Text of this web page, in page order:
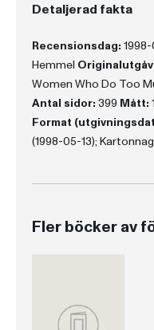
Detaljerad fakta
Recensionsdag:
Hemmel
Women Who Do Too
Antal sidor: 399 Mått:
Format
(1998-05-13);
Fler böcker av